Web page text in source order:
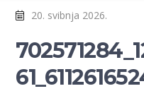
20. svibnja 2026.